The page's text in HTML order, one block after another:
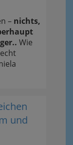
– nichts,
Wie
und